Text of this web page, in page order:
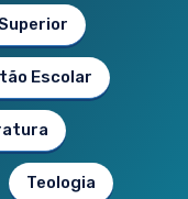
Escolar
Teologia